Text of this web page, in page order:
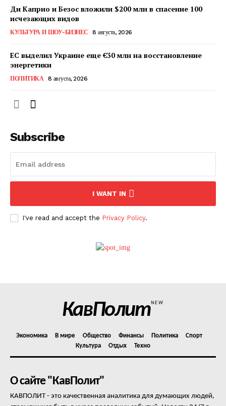
КавПолит
Контакты
Ди Каприо и Безос вложили $200 млн в спасение 100
исчезающих видов
КУЛЬТУРА И ШОУ-БИЗНЕС 8 августа, 2026
ЕС выделил Украине еще €30 млн на восстановление
энергетики
ПОЛИТИКА 8 августа, 2026
Subscribe
I WANT IN
I've read and accept the Privacy Policy.
КавПолитNEW
Экономика В мире Общество Финансы Политика
Спорт
Культура
Отдых Техно
О сайте "КавПолит"
КАВПОЛИТ - это качественная аналитика для думающих людей,